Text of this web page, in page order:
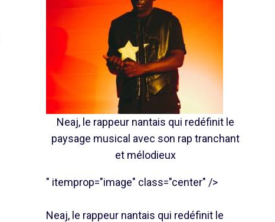
Neaj, le rappeur nantais qui redéfinit le
paysage musical avec son rap tranchant
et mélodieux
" itemprop="image" class="center" />
Neaj, le rappeur nantais qui redéfinit le